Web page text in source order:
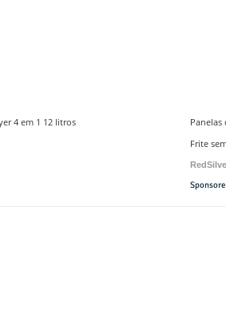
4 em 1 12 litros
Frite